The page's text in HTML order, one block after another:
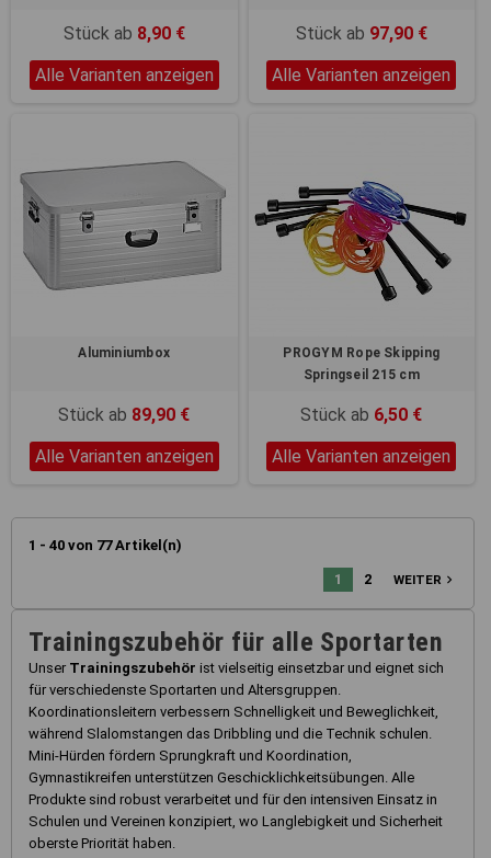
Stück ab 8,90 €
Alle Varianten anzeigen
Stück ab 97,90 €
Alle Varianten anzeigen
Aluminiumbox
Stück ab 89,90 €
Alle Varianten anzeigen
PROGYM Rope Skipping
Springseil 215 cm
Stück ab 6,50 €
Alle Varianten anzeigen
1 - 40 von 77 Artikel(n)
1 2 WEITER navigate_next
Trainingszubehör für alle Sportarten
Unser Trainingszubehör ist vielseitig einsetzbar und eignet sich
für verschiedenste Sportarten und Altersgruppen.
Koordinationsleitern verbessern Schnelligkeit und Beweglichkeit,
während Slalomstangen das Dribbling und die Technik schulen.
Mini-Hürden fördern Sprungkraft und Koordination,
Gymnastikreifen unterstützen Geschicklichkeitsübungen. Alle
Produkte sind robust verarbeitet und für den intensiven Einsatz in
Schulen und Vereinen konzipiert, wo Langlebigkeit und Sicherheit
oberste Priorität haben.